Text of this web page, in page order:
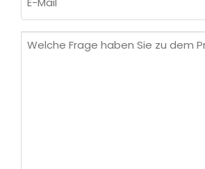
Mail
Welche